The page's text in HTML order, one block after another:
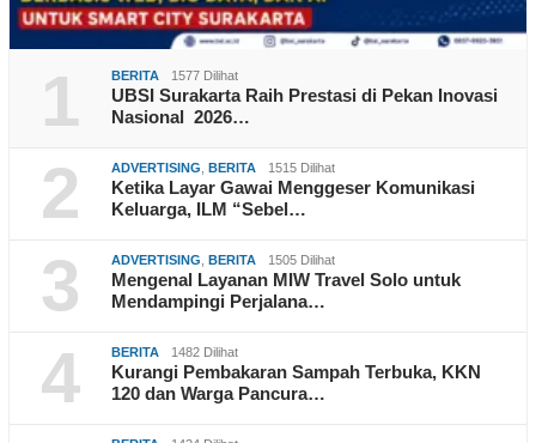
1 BERITA 1577 Dilihat
UBSI Surakarta Raih Prestasi di Pekan Inovasi
Nasional 2026…
2 ADVERTISING BERITA 1515 Dilihat
Ketika Layar Gawai Menggeser Komunikasi
Keluarga, ILM “Sebel…
3 ADVERTISING BERITA 1505 Dilihat
Mengenal Layanan MIW Travel Solo untuk
Mendampingi Perjalana…
4 BERITA 1482 Dilihat
Kurangi Pembakaran Sampah Terbuka, KKN
120 dan Warga Pancura…